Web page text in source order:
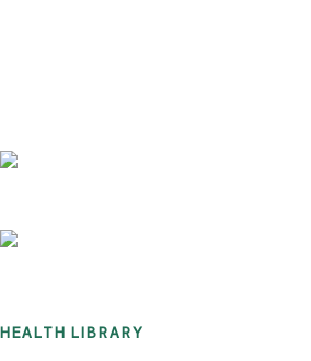
HEALTH LIBRARY